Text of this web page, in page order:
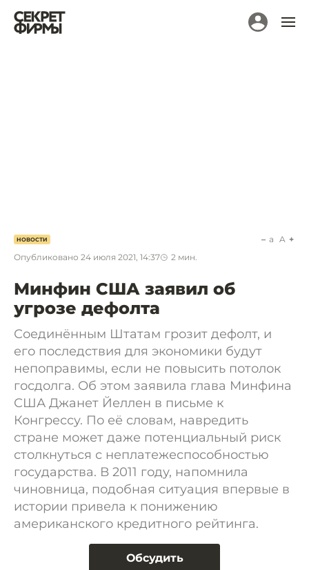
НОВОСТИ
Опубликовано 24 июля 2021, 14:37 2 мин.
a A
Минфин США заявил об
угрозе дефолта
Соединённым Штатам грозит дефолт, и
его последствия для экономики будут
непоправимы, если не повысить потолок
госдолга. Об этом заявила глава Минфина
США Джанет Йеллен в письме к
Конгрессу. По её словам, навредить
стране может даже потенциальный риск
столкнуться с неплатежеспособностью
государства. В 2011 году, напомнила
чиновница, подобная ситуация впервые в
истории привела к понижению
американского кредитного рейтинга.
Обсудить